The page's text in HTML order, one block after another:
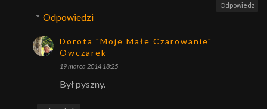
Odpowiedz
Odpowiedzi
Dorota "Moje Małe Czarowanie"
Owczarek
19 marca 2014 18:25
Był pyszny.